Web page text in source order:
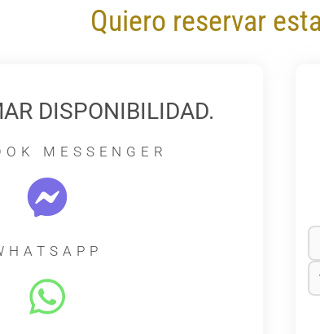
Quiero reservar
DISPONIBILIDAD.
MESSENGER